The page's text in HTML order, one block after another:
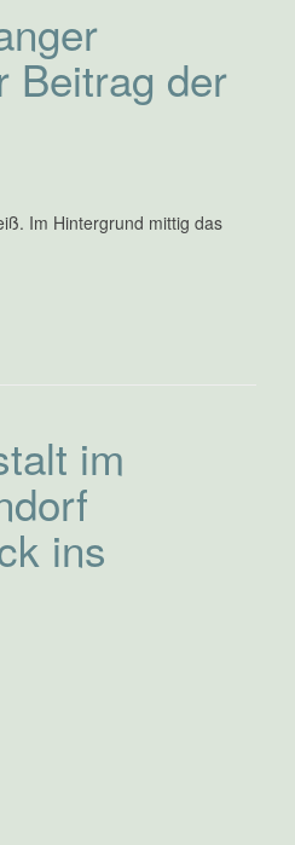
Beitrag der
Im Hintergrund mittig das
im
ins